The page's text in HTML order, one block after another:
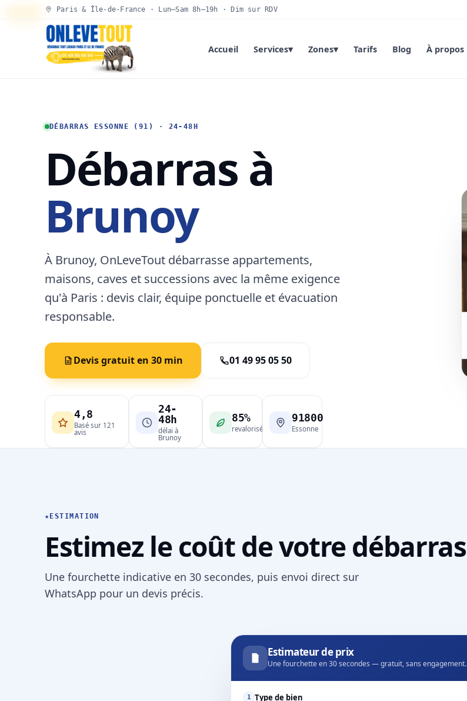
Paris & Île-de-France · Lun–Sam 8h–19h · Dim sur RDV
Accueil Services▾ Zones▾ Tarifs Blog À propos
DÉBARRAS ESSONNE (91) · 24-48H
Débarras à
Brunoy
À Brunoy, OnLeveTout débarrasse appartements,
maisons, caves et successions avec la même exigence
qu'à Paris : devis clair, équipe ponctuelle et évacuation
responsable.
Devis gratuit en 30 min 01 49 95 05 50
4,8
Basé sur 121
avis
24-
48h
délai à
Brunoy
85%
revalorisé
91800
Essonne
★ ESTIMATION
Estimez le coût de votre débarras
Une fourchette indicative en 30 secondes, puis envoi direct sur
WhatsApp pour un devis précis.
Estimateur de prix
Une fourchette en 30 secondes — gratuit, sans engagement.
1 Type de bien